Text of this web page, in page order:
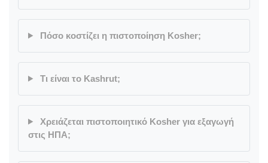
Πόσο κοστίζει η πιστοποίηση Kosher;
Τι είναι το Kashrut;
Χρειάζεται πιστοποιητικό Kosher για εξαγωγή
στις ΗΠΑ;